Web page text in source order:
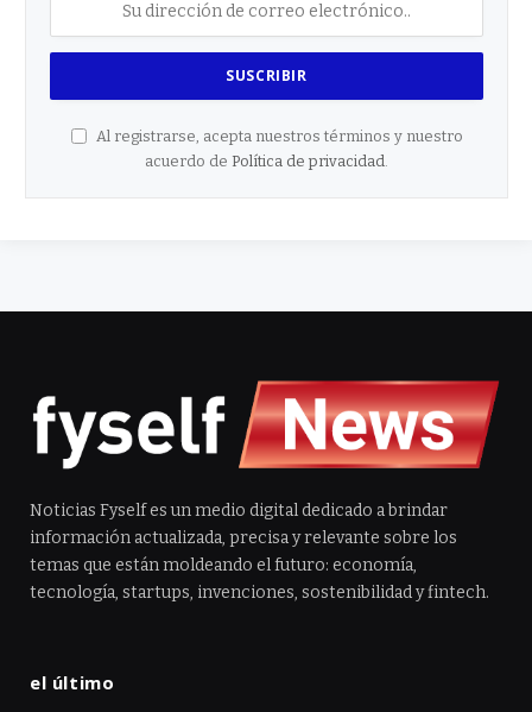
Al registrarse, acepta nuestros términos y nuestro
acuerdo de Política de privacidad.
Noticias Fyself es un medio digital dedicado a brindar
información actualizada, precisa y relevante sobre los
temas que están moldeando el futuro: economía,
tecnología, startups, invenciones, sostenibilidad y fintech.
el último